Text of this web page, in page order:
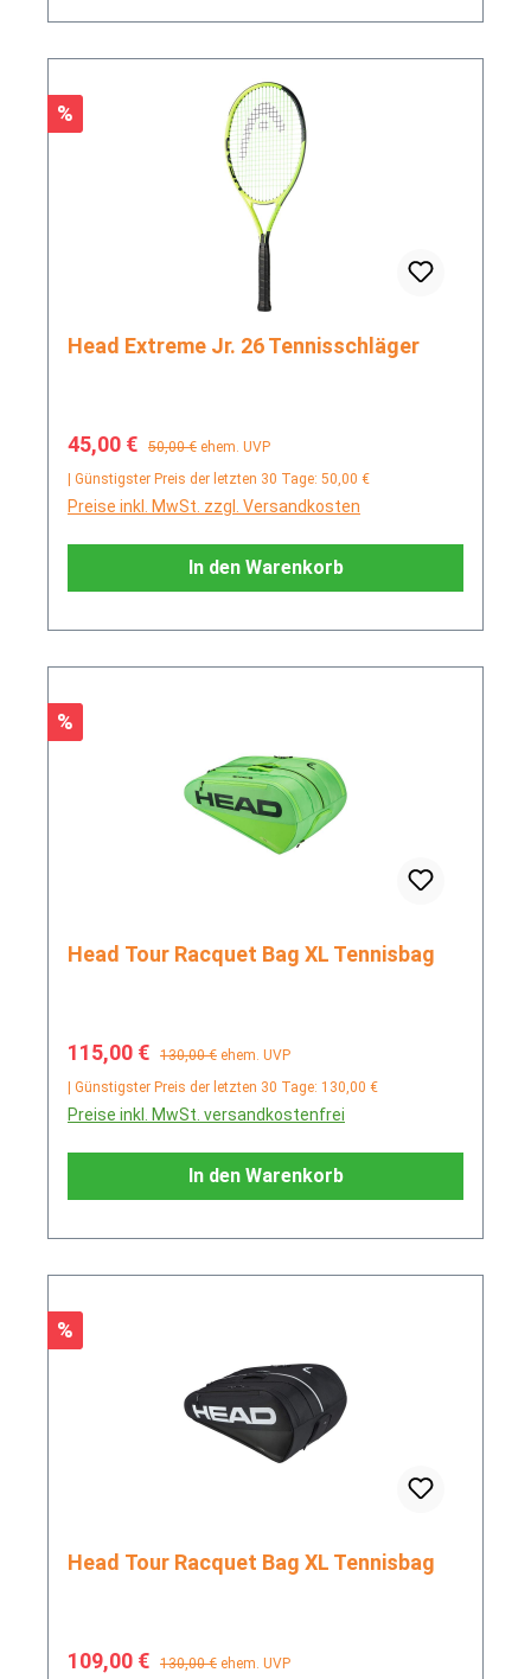
Rabatt
%
Head Extreme Jr. 26 Tennisschläger
Verkaufspreis:
45,00 € Regulärer Preis:
50,00 € ehem. UVP
| Günstigster Preis der letzten 30 Tage: 50,00 €
Preise inkl. MwSt. zzgl. Versandkosten
In den Warenkorb
Rabatt
%
Head Tour Racquet Bag XL Tennisbag
Verkaufspreis:
115,00 € Regulärer Preis:
130,00 € ehem. UVP
| Günstigster Preis der letzten 30 Tage: 130,00 €
Preise inkl. MwSt. versandkostenfrei
In den Warenkorb
Rabatt
%
Head Tour Racquet Bag XL Tennisbag
Verkaufspreis:
109,00 € Regulärer Preis:
130,00 € ehem. UVP